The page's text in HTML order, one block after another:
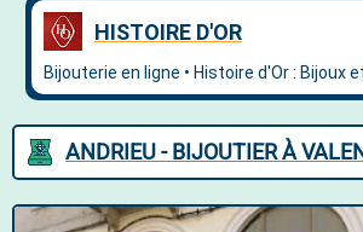
ANDRIEU - BIJOUTIER À